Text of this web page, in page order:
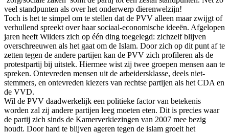
veel standpunten als over het onderwerp dierenwelzijn!
Toch is het te simpel om te stellen dat de PVV alleen maar zwijgt of
verhullend spreekt over haar sociaal-economische ideeën. Afgelopen
jaren heeft Wilders zich op één ding toegelegd: zichzelf blijven
overschreeuwen als het gaat om de Islam. Door zich op dit punt af te
zetten tegen de andere partijen kan de PVV zich profileren als de
protestpartij bij uitstek. Hiermee wist zij twee groepen mensen aan te
spreken. Ontevreden mensen uit de arbeidersklasse, deels niet-
stemmers, en ontevreden kiezers van rechtse partijen als het CDA en
de VVD.
Wil de PVV daadwerkelijk een politieke factor van betekenis
worden zal zij andere partijen leeg moeten eten. Dit is precies waar
de partij zich sinds de Kamerverkiezingen van 2007 mee bezig
houdt. Door hard te blijven ageren tegen de islam groeit het